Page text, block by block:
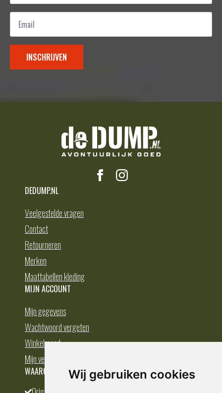
Wij gebruiken cookies
Email
INSCHRIJVEN
DEDUMP.NL
Veelgestelde vragen
Contact
Retourneren
Merken
Maattabellen kleding
MIJN ACCOUNT
Mijn gegevens
Wachtwoord vergeten
Winkelmand
Mijn verlanglijst
WAAROM BESTELLEN BIJ DEDUMP.NL